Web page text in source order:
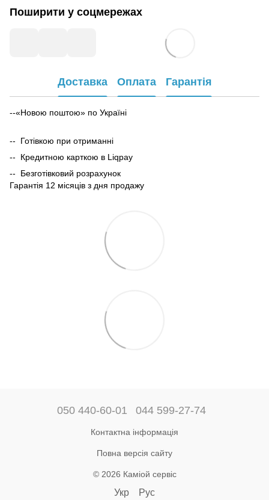
Поширити у соцмережах
Доставка Оплата Гарантія
--«Новою поштою» по Україні
-- Готівкою при отриманні
-- Кредитною карткою в Liqpay
-- Безготівковий розрахунок
Гарантія 12 місяців з дня продажу
050 440-60-01 044 599-27-74
Контактна інформація
Повна версія сайту
© 2026 Каміой сервіс
Укр Рус